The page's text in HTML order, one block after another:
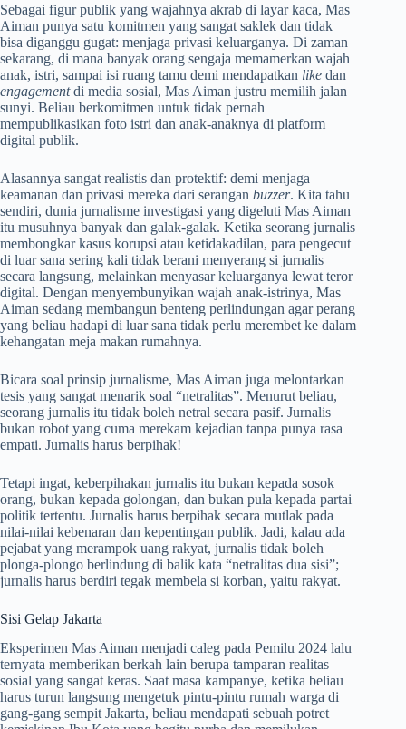
Sebagai figur publik yang wajahnya akrab di layar kaca, Mas
Aiman punya satu komitmen yang sangat saklek dan tidak
bisa diganggu gugat: menjaga privasi keluarganya. Di zaman
sekarang, di mana banyak orang sengaja memamerkan wajah
anak, istri, sampai isi ruang tamu demi mendapatkan like dan
engagementdi media sosial, Mas Aiman justru memilih jalan
sunyi. Beliau berkomitmen untuk tidak pernah
mempublikasikan foto istri dan anak-anaknya di platform
digital publik.
Alasannya sangat realistis dan protektif: demi menjaga
keamanan dan privasi mereka dari serangan buzzer. Kita tahu
sendiri, dunia jurnalisme investigasi yang digeluti Mas Aiman
itu musuhnya banyak dan galak-galak. Ketika seorang jurnalis
membongkar kasus korupsi atau ketidakadilan, para pengecut
di luar sana sering kali tidak berani menyerang si jurnalis
secara langsung, melainkan menyasar keluarganya lewat teror
digital. Dengan menyembunyikan wajah anak-istrinya, Mas
Aiman sedang membangun benteng perlindungan agar perang
yang beliau hadapi di luar sana tidak perlu merembet ke dalam
kehangatan meja makan rumahnya.
Bicara soal prinsip jurnalisme, Mas Aiman juga melontarkan
tesis yang sangat menarik soal “netralitas”. Menurut beliau,
seorang jurnalis itu tidak boleh netral secara pasif. Jurnalis
bukan robot yang cuma merekam kejadian tanpa punya rasa
empati. Jurnalis harus berpihak!
Tetapi ingat, keberpihakan jurnalis itu bukan kepada sosok
orang, bukan kepada golongan, dan bukan pula kepada partai
politik tertentu. Jurnalis harus berpihak secara mutlak pada
nilai-nilai kebenaran dan kepentingan publik. Jadi, kalau ada
pejabat yang merampok uang rakyat, jurnalis tidak boleh
plonga-plongo berlindung di balik kata “netralitas dua sisi”;
jurnalis harus berdiri tegak membela si korban, yaitu rakyat.
Sisi Gelap Jakarta
Eksperimen Mas Aiman menjadi caleg pada Pemilu 2024 lalu
ternyata memberikan berkah lain berupa tamparan realitas
sosial yang sangat keras. Saat masa kampanye, ketika beliau
harus turun langsung mengetuk pintu-pintu rumah warga di
gang-gang sempit Jakarta, beliau mendapati sebuah potret